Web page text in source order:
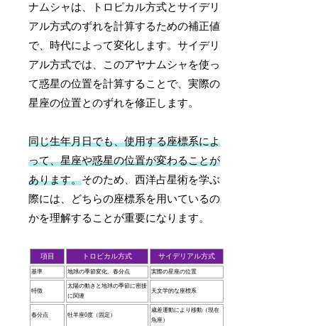
ナムシャは、トロピカル方式とサイデリ
アル方式のずれを計算するための補正値
で、時代によって変化します。サイデリ
アル方式では、このアヤナムシャを使っ
て惑星の位置を計算することで、実際の
星座の位置とのずれを修正します。
同じ生年月日でも、使用する座標系によ
って、星座や惑星の位置が変わることが
あります。そのため、西洋占星術を学ぶ
際には、どちらの座標系を用いているの
かを理解することが重要になります。
項目 トロピカル方式 サイデリアル方式
基準 地球の季節変化、春分点 実際の星座の位置
特徴
太陽の動きと地球の季節に密接
に関連
天文学的な座標系
春分点 牡羊座0度（固定）
歳差運動により移動（現在
魚座）